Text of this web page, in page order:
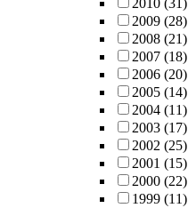
2010 (31)
2009 (28)
2008 (21)
2007 (18)
2006 (20)
2005 (14)
2004 (11)
2003 (17)
2002 (25)
2001 (15)
2000 (22)
1999 (11)